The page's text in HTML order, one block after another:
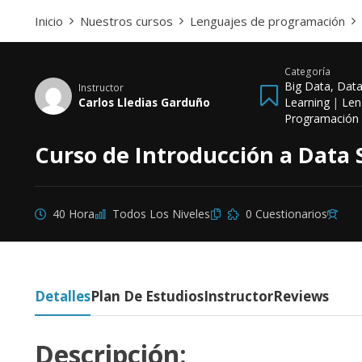
Inicio Nuestros cursos Lenguajes de programación
Instructor
Carlos Lledias Garduño
Categoría
Big Data,
Learning |
Programación
Curso de Introducción a Data
40 Hora Todos Los Niveles 0 Cuestionarios
DetallesPlan De EstudiosInstructorReviews
Descripción: